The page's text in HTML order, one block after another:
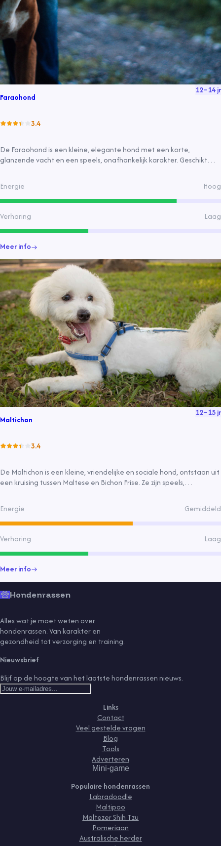
Faraohond
12–14jr
3.4
De Faraohond is een kleine, elegante hond met een korte,
glanzende vacht en een speels, onafhankelijk karakter. Geschikt
Energie Hoog
Verharing Laag
Meer info
Maltichon
12–15jr
3.4
De Maltichon is een kleine, vriendelijke en sociale hond, ontstaan uit
een kruising tussen Maltese en Bichon Frise. Ze zijn speels,
Energie Gemiddeld
Verharing Laag
Meer info
Hondenrassen
Alles wat je moet weten over
hondenrassen. Van karakter en
gezondheid tot verzorging en training.
Nieuwsbrief
Blijf op de hoogte van het laatste hondenrassen nieuws.
Links
Contact
Veel gestelde vragen
Blog
Tools
Adverteren
Mini-game
Populaire hondenrassen
Labradoodle
Maltipoo
Maltezer Shih Tzu
Pomeriaan
Australische herder